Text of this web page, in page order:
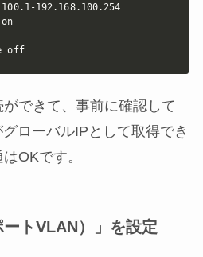
192.168.100.254
off
できて、事前に確認して
ローバルIPとして取得でき
OKです。
ートVLAN）」を設定